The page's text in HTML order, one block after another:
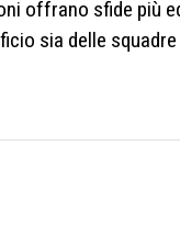
offrano sfide più
sia delle